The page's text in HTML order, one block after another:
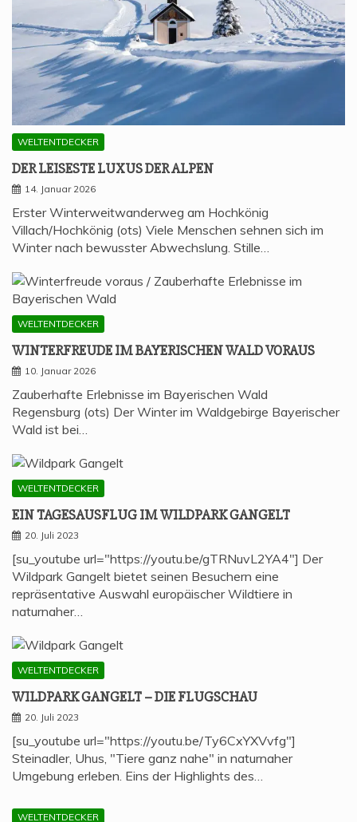
WELTENTDECKER
DER LEI­SES­TE LUXUS DER ALPEN
14. Januar 2026
Erster Winterweitwanderweg am Hochkönig
Villach/Hochkönig (ots) Viele Menschen sehnen sich im
Winter nach bewusster Abwechslung. Stille…
WELTENTDECKER
WIN­TER­FREU­DE IM BAYE­RI­SCHEN WALD VORAUS
10. Januar 2026
Zauberhafte Erlebnisse im Bayerischen Wald
Regensburg (ots) Der Winter im Waldgebirge Bayerischer
Wald ist bei…
WELTENTDECKER
EIN TAGES­AUS­FLUG IM WILD­PARK GANGELT
20. Juli 2023
[su_youtube url="https://youtu.be/gTRNuvL2YA4"] Der
Wildpark Gangelt bietet seinen Besuchern eine
repräsentative Auswahl europäischer Wildtiere in
naturnaher…
WELTENTDECKER
WILD­PARK GAN­GELT – DIE FLUGSCHAU
20. Juli 2023
[su_youtube url="https://youtu.be/Ty6CxYXVvfg"]
Steinadler, Uhus, "Tiere ganz nahe" in naturnaher
Umgebung erleben. Eins der Highlights des…
WELTENTDECKER